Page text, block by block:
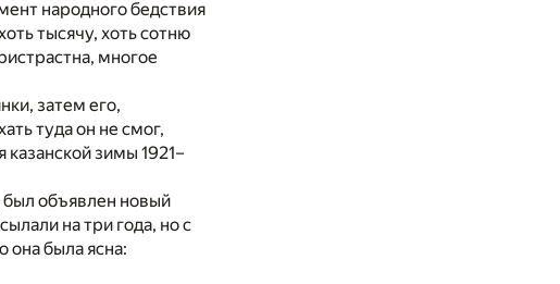
народного бедствия
тысячу, хоть сотню
многое
затем его,
туда он не смог,
казанской зимы 1921–
был объявлен новый
на три года, но с
она была ясна: